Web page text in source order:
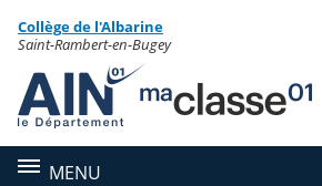
Menu de la rubrique
Contenu
Collège de l'Albarine
Saint-Rambert-en-Bugey
MENU